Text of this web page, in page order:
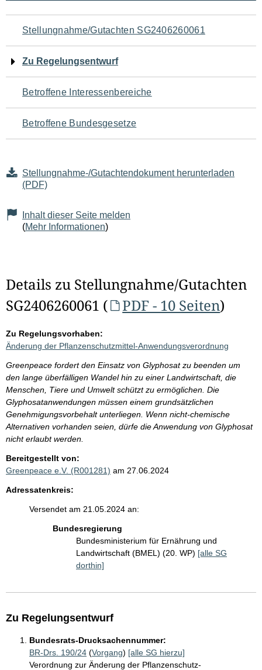
Navigation
für
den
Seiteninhalt
Stellungnahme/Gutachten SG2406260061
Zu Regelungsentwurf
Betroffene Interessenbereiche
Betroffene Bundesgesetze
Stellungnahme-/Gutachtendokument herunterladen
(PDF)
Inhalt dieser Seite melden
(Mehr Informationen)
Details zu Stellungnahme/Gutachten
SG2406260061 (
PDF - 10 Seiten)
Zu Regelungsvorhaben:
Änderung der Pflanzenschutzmittel-Anwendungsverordnung
Greenpeace fordert den Einsatz von Glyphosat zu beenden um
den lange überfälligen Wandel hin zu einer Landwirtschaft, die
Menschen, Tiere und Umwelt schützt zu ermöglichen. Die
Glyphosatanwendungen müssen einem grundsätzlichen
Genehmigungsvorbehalt unterliegen. Wenn nicht-chemische
Alternativen vorhanden seien, dürfe die Anwendung von Glyphosat
nicht erlaubt werden.
Bereitgestellt von:
Greenpeace e.V. (R001281) am 27.06.2024
Adressatenkreis:
Versendet am 21.05.2024 an:
Bundesregierung
Bundesministerium für Ernährung und
Landwirtschaft (BMEL) (20. WP) [alle SG
dorthin]
Zu Regelungsentwurf
Bundesrats-Drucksachennummer:
BR-Drs. 190/24 (Vorgang) [alle SG hierzu]
Verordnung zur Änderung der Pflanzenschutz-